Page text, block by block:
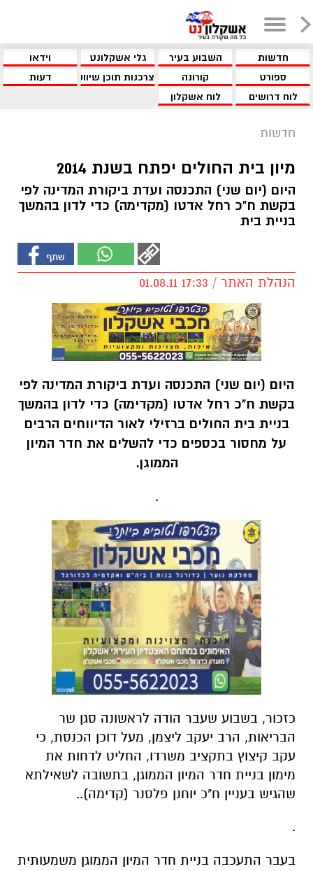
חדשות השבוע בעיר גלי אשקלונט
וידאו
ספורט
קורונה צרכנות תוכן שיווקי
דעות
לוח דרושים
לוח אשקלון
חדשות
מיון בית החולים יפתח בשנת 2014
היום (יום שני) התכנסה ועדת ביקורת המדינה לפי
בקשת ח"כ רחל אדטו (מקדימה) כדי לדון בהמשך
בניית בית
הנהלת האתר / 17:33 01.08.11
היום (יום שני) התכנסה ועדת ביקורת המדינה לפי
בקשת ח"כ רחל אדטו (מקדימה) כדי לדון בהמשך
בניית בית החולים ברזילי לאור הדיווחים הרבים
על מחסור בכספים כדי להשלים את חדר המיון
הממוגן.
.
כזכור, בשבוע שעבר הודה לראשונה סגן שר
הבריאות, הרב יעקב ליצמן, מעל דוכן הכנסת, כי
עקב קיצוץ בתקציב משרדו, החליט לדחות את
מימון בניית חדר המיון הממוגן, בתשובה לשאילתא
שהגיש בעניין ח"כ יוחנן פלסנר (קדימה)..
.
בעבר התעכבה בניית חדר המיון הממוגן משמעותית